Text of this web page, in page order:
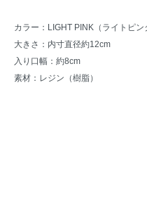
カラー：LIGHT PINK（ライトピン
大きさ：内寸直径約12cm
入り口幅：約8cm
素材：レジン（樹脂）